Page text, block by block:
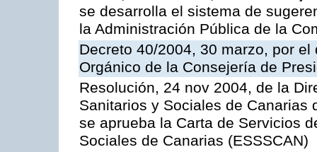
se desarrolla el sistema de
la Administración Pública de la
Decreto 40/2004, 30 marzo, por
Orgánico de la Consejería de
Resolución, 24 nov 2004, de la
Sanitarios y Sociales de Canarias
se aprueba la Carta de Servicios
Sociales de Canarias (ESSSCAN)